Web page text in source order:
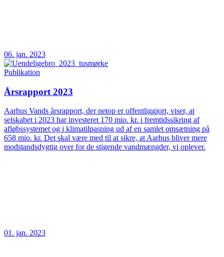
06. jan. 2023
Publikation
Årsrapport 2023
Aarhus Vands årsrapport, der netop er offentliggjort, viser, at
selskabet i 2023 har investeret 170 mio. kr. i fremtidssikring af
afløbssystemet og i klimatilpasning ud af en samlet omsætning på
658 mio. kr. Det skal være med til at sikre, at Aarhus bliver mere
modstandsdygtig over for de stigende vandmængder, vi oplever.
01. jan. 2023